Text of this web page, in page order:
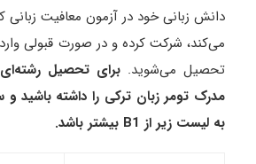
دانش زبانی خود در آزمون معافیت زبانی
می‌کند، شرکت کرده و در صورت قبولی
تحصیل می‌شوید. برای تحصیل
مدرک تومر زبان ترکی را داشته باشید
به لیست زیر از B1 بیشتر باشد.